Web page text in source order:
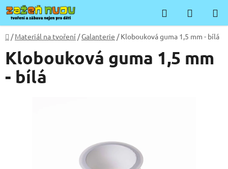
Přejít
na
obsah
Hledat
KOŠÍK
Domů
/ Materiál na tvoření /Galanterie / Klobouková guma 1,5 mm - bílá
Klobouková guma 1,5 mm
- bílá